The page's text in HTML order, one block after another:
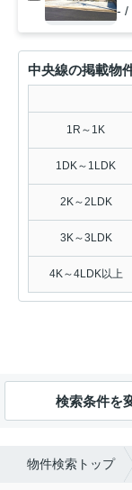
- /
中央線の掲載物
1R～1K
1DK～1LDK
2K～2LDK
3K～3LDK
4K～4LDK以上
検索条件を
物件検索トップ